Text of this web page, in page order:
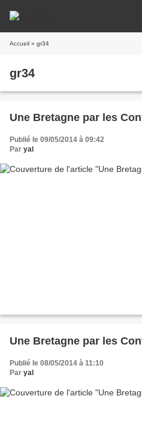
Accueil » gr34
gr34
Une Bretagne par les
Publié le 09/05/2014 à 09:42
Par yal
Une Bretagne par les
Publié le 08/05/2014 à 11:10
Par yal